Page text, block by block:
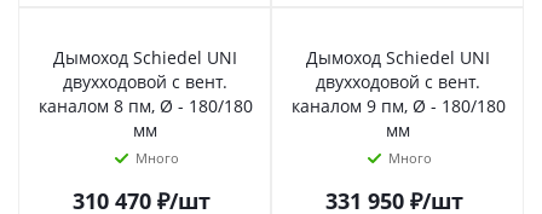
Дымоход Schiedel UNI
двухходовой с вент.
каналом 8 пм, Ø - 180/180
мм
Много
310 470₽/шт
Дымоход Schiedel UNI
двухходовой с вент.
каналом 9 пм, Ø - 180/180
мм
Много
331 950₽/шт